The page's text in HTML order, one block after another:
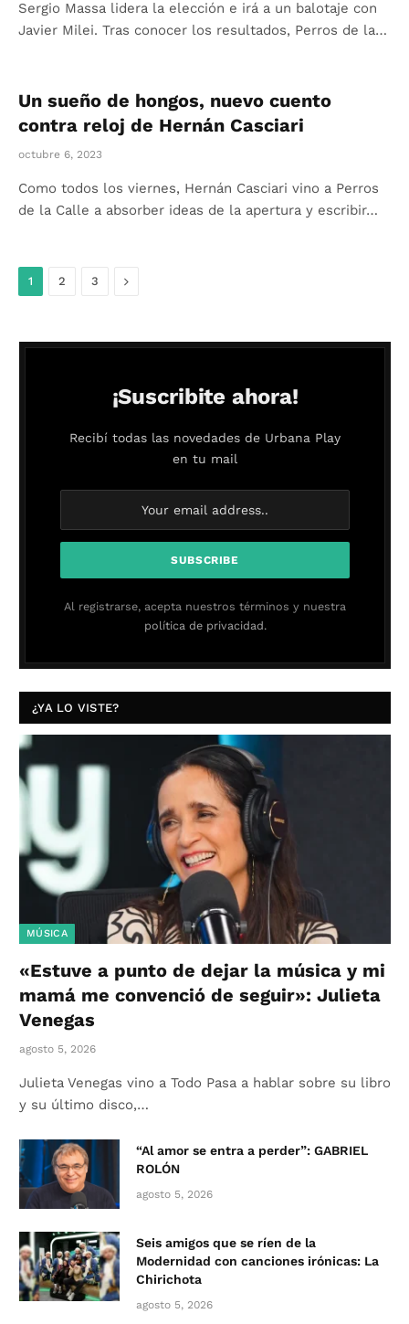
Sergio Massa lidera la elección e irá a un balotaje con
Javier Milei. Tras conocer los resultados, Perros de la…
Un sueño de hongos, nuevo cuento
contra reloj de Hernán Casciari
octubre 6, 2023
Como todos los viernes, Hernán Casciari vino a Perros
de la Calle a absorber ideas de la apertura y escribir…
1 2 3 Siguiente
¡Suscribite ahora!
Recibí todas las novedades de Urbana Play
en tu mail
Al registrarse, acepta nuestros términos y nuestra
política de privacidad.
¿YA LO VISTE?
MÚSICA
«Estuve a punto de dejar la música y mi
mamá me convenció de seguir»: Julieta
Venegas
agosto 5, 2026
Julieta Venegas vino a Todo Pasa a hablar sobre su libro
y su último disco,…
“Al amor se entra a perder”: GABRIEL
ROLÓN
agosto 5, 2026
Seis amigos que se ríen de la
Modernidad con canciones irónicas: La
Chirichota
agosto 5, 2026